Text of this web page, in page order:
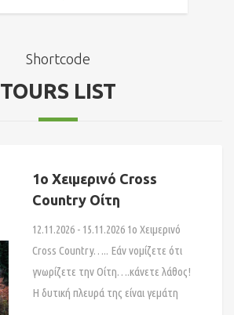
Shortcode
TOURS LIST
1ο Χειμερινό Cross
Country Οίτη
12.11.2026 - 15.11.2026 1o Χειμερινό
Cross Country….. Εάν νομίζετε ότι
γνωρίζετε την Οίτη….κάνετε λάθος!
Η δυτική πλευρά της είναι γεμάτη